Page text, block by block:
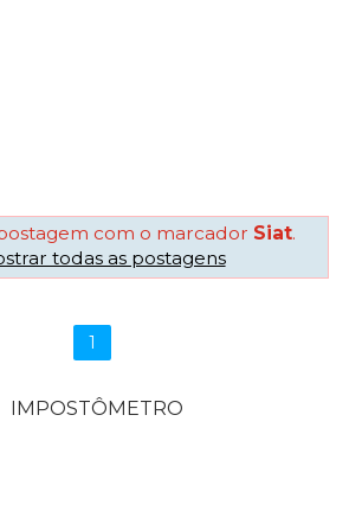
com o marcador Siat.
todas as postagens
1
IMPOSTÔMETRO